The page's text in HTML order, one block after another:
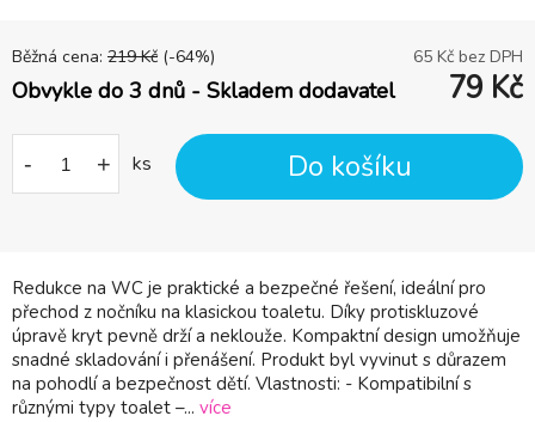
Redukce na WC je praktické a bezpečné řešení, ideální pro
přechod z nočníku na klasickou toaletu. Díky protiskluzové
úpravě kryt pevně drží a neklouže. Kompaktní design umožňuje
snadné skladování i přenášení. Produkt byl vyvinut s důrazem
na pohodlí a bezpečnost dětí. Vlastnosti: - Kompatibilní s
různými typy toalet –... více
Běžná cena: 219 Kč (-64%) 65 Kč bez DPH
Obvykle do 3 dnů - Skladem dodavatel 79 Kč
- + ks Do košíku